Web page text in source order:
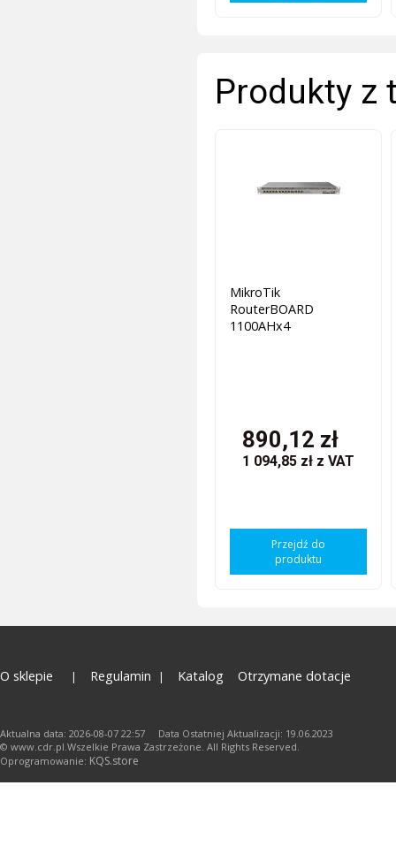
Produkty z
MikroTik
RouterBOARD
1100AHx4
890,12 zł
1 094,85 zł z VAT
Przejdź do
produktu
O sklepie Regulamin Katalog Otrzymane dotacje
Aktualna data: 2026-08-07 22:57 Data Ostatniej Aktualizacji: 19.06.2023
© www.cdr.pl.Wszelkie Prawa Zastrzeżone. All Rights Reserved.
Oprogramowanie: KQS.store